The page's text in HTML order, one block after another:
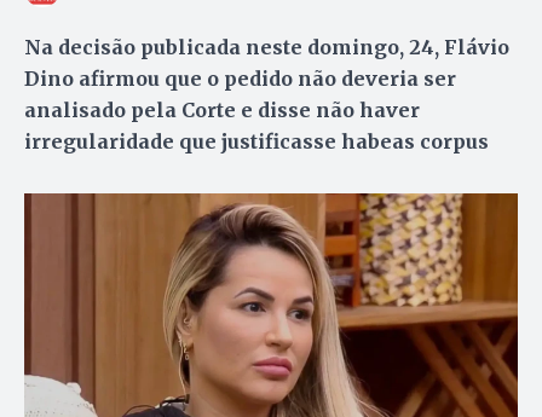
Na decisão publicada neste domingo, 24, Flávio
Dino afirmou que o pedido não deveria ser
analisado pela Corte e disse não haver
irregularidade que justificasse habeas corpus